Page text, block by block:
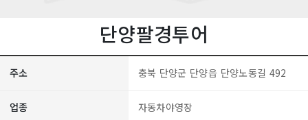
단양팔경투어
주소 충북 단양군 단양읍 단양노동길 492
업종 자동차야영장